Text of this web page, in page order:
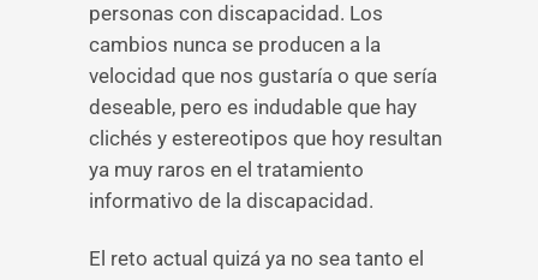
personas con discapacidad. Los
cambios nunca se producen a la
velocidad que nos gustaría o que sería
deseable, pero es indudable que hay
clichés y estereotipos que hoy resultan
ya muy raros en el tratamiento
informativo de la discapacidad.
El reto actual quizá ya no sea tanto el